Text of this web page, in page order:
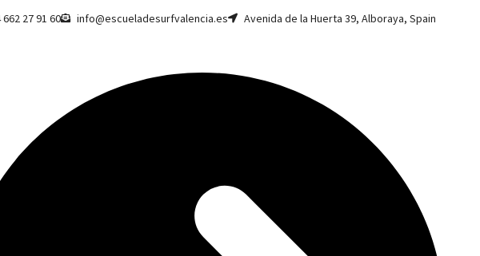
662 27 91 60 info@escueladesurfvalencia.es Avenida de la Huerta 39, Alboraya, Spain